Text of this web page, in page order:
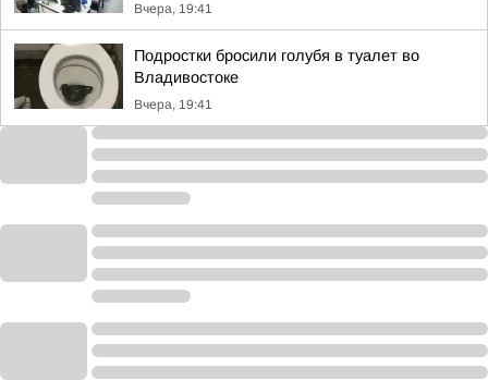
Вчера, 19:41
Подростки бросили голубя в туалет во
Владивостоке
Вчера, 19:41